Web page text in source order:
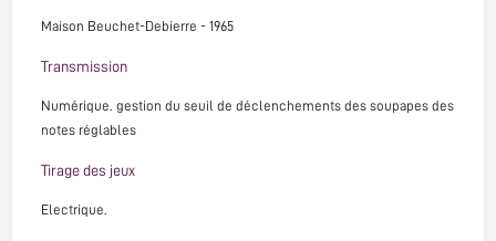
Maison Beuchet-Debierre - 1965
Transmission
Numérique. gestion du seuil de déclenchements des soupapes des
notes réglables
Tirage des jeux
Electrique.